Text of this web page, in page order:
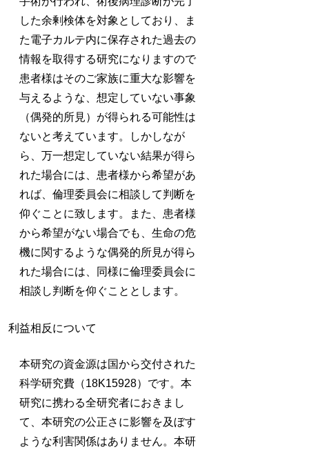
した余剰検体を対象としており、ま
た電子カルテ内に保存された過去の
情報を取得する研究になりますので
患者様はそのご家族に重大な影響を
与えるような、想定していない事象
（偶発的所見）が得られる可能性は
ないと考えています。しかしなが
ら、万一想定していない結果が得ら
れた場合には、患者様から希望があ
れば、倫理委員会に相談して判断を
仰ぐことに致します。また、患者様
から希望がない場合でも、生命の危
機に関するような偶発的所見が得ら
れた場合には、同様に倫理委員会に
相談し判断を仰ぐこととします。
利益相反について
本研究の資金源は国から交付された
科学研究費（18K15928）です。本
研究に携わる全研究者におきまし
て、本研究の公正さに影響を及ぼす
ような利害関係はありません。本研